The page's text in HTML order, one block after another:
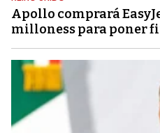
Apollo comprará
milloness para poner